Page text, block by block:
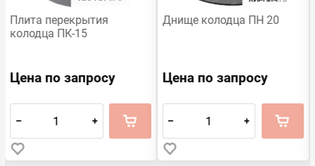
Плита перекрытия
колодца ПК-15
Цена по запросу
– +
Днище колодца ПН 20
Цена по запросу
– +